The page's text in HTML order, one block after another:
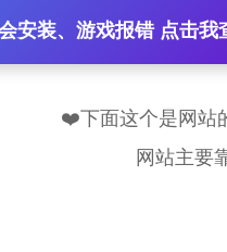
安装、游戏报错 点击我
❤️下面这个是网站
网站主要